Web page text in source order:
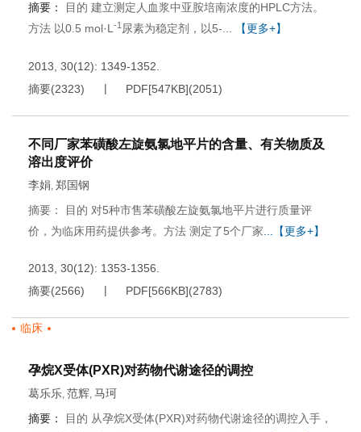
摘要：
目的 建立测定人血浆中亚胺培南浓度的HPLC方法。
方法 以0.5 mol·L -1 尿素为稳定剂，以5-... 【更多+】
2013, 30(12): 1349-1352.
摘要(2323) PDF[547KB](2051)
不同厂家苯磺酸左旋氨氯地平片的含量、有关物质及
溶出度评价
李娟, 郑国钢
摘要： 目的 对5种市售苯磺酸左旋氨氯地平片进行质量评
价，为临床用药提供参考。方法 测定了5个厂家 ...【更多+】
2013, 30(12): 1353-1356.
摘要(2566) PDF[566KB](2783)
临床
孕烷X受体(PXR)对药物代谢途径的调控
葛乐乐, 范辉, 马珂
摘要：
目的 从孕烷X受体(PXR)对药物代谢途径的调控入手，